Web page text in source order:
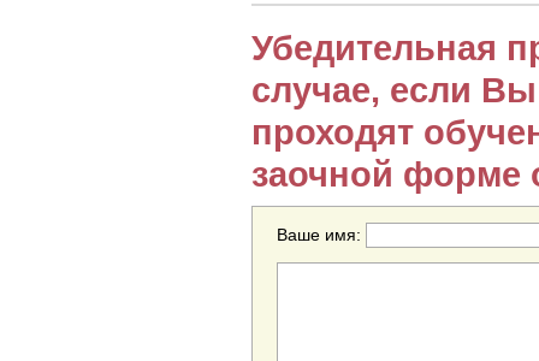
Убедительная
случае, если
проходят
заочной форме
Ваше имя: